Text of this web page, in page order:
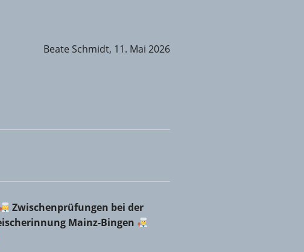
Beate Schmidt, 11. Mai 2026
& Sohn GmbH & Co. KG in Ingelheim
Netzwerktreffen in Schwabenheim
Zwischenprüfungen bei der Fleischerinnung Mainz-Bingen
Zwischenprüfungen bei der
Mainz-Bingen